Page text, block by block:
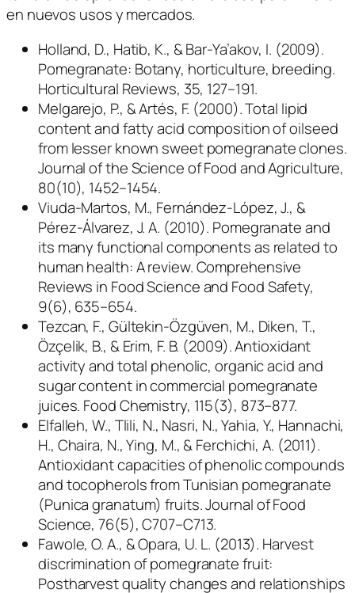
en nuevos usos y mercados.
Holland, D., Hatib, K., & Bar-Ya’akov, I. (2009).
Pomegranate: Botany, horticulture, breeding.
Horticultural Reviews, 35, 127–191.
Melgarejo, P., & Artés, F. (2000). Total lipid
content and fatty acid composition of oilseed
from lesser known sweet pomegranate clones.
Journal of the Science of Food and Agriculture,
80(10), 1452–1454.
Viuda-Martos, M., Fernández-López, J., &
Pérez-Álvarez, J. A. (2010). Pomegranate and
its many functional components as related to
human health: A review. Comprehensive
Reviews in Food Science and Food Safety,
9(6), 635–654.
Tezcan, F., Gültekin-Özgüven, M., Diken, T.,
Özçelik, B., & Erim, F. B. (2009). Antioxidant
activity and total phenolic, organic acid and
sugar content in commercial pomegranate
juices. Food Chemistry, 115(3), 873–877.
Elfalleh, W., Tlili, N., Nasri, N., Yahia, Y., Hannachi,
H., Chaira, N., Ying, M., & Ferchichi, A. (2011).
Antioxidant capacities of phenolic compounds
and tocopherols from Tunisian pomegranate
(Punica granatum) fruits. Journal of Food
Science, 76(5), C707–C713.
Fawole, O. A., & Opara, U. L. (2013). Harvest
discrimination of pomegranate fruit:
Postharvest quality changes and relationships